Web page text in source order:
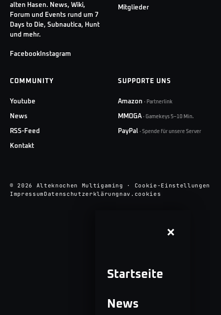
alten Hasen. News, Wiki,
Forum und Events rund um 7
Days to Die, Subnautica, Hunt
und mehr.
Facebook Instagram
Mitglieder
COMMUNITY
Youtube
News
RSS-Feed
Kontakt
SUPPORTE UNS
Amazon · Partnerlink
MMOGA · Gamekeys 5–10 Min.
PayPal · Spende für unsere Server
© 2026 Alteknochen Multigaming · Cookie-Einstellungen
Impressum Datenschutzerklärung nav.cookies
×
Startseite
News